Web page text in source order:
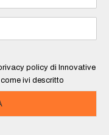
policy di Innovative
ivi descritto